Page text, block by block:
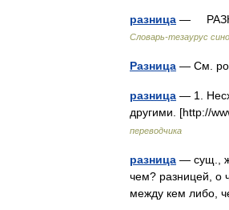
разница —
Словарь-тезаурус
Разница — См.
разница — 1.
другими. [http://
переводчика
разница — сущ.,
чем? разницей, о
между кем либо,